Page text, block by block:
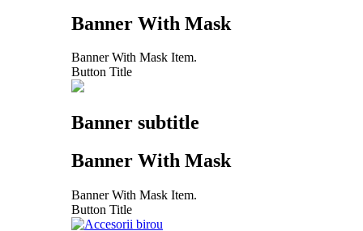
Banner With Mask
Banner With Mask Item.
Button Title
Banner subtitle
Banner With Mask
Banner With Mask Item.
Button Title